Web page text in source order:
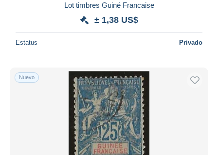
Lot timbres Guiné Francaise
± 1,38 US$
Estatus Privado
Nuevo